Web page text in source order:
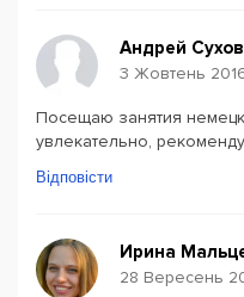
Андрей
3 Жовтень
Посещаю занятия
увлекательно,
Відповісти
Ирина
28 Вересень